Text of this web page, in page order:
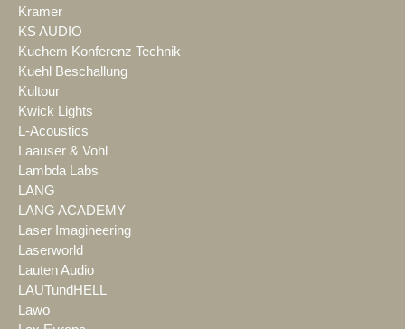
Kramer
KS AUDIO
Kuchem Konferenz Technik
Kuehl Beschallung
Kultour
Kwick Lights
L-Acoustics
Laauser & Vohl
Lambda Labs
LANG
LANG ACADEMY
Laser Imagineering
Laserworld
Lauten Audio
LAUTundHELL
Lawo